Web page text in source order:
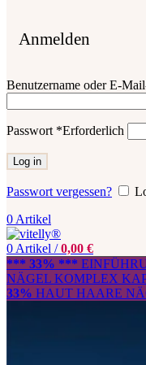
Anmelden
Benutzername oder E-
Passwort *Erforderlich
Log in
Passwort vergessen?
0 Artikel
0 Artikel / 0,00 €
*** 33% ***
NÄGEL KOMPLEX
33% HAUT HAARE